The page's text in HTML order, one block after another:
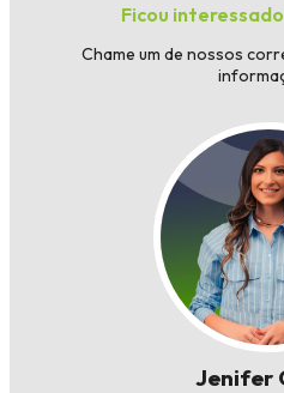
Ficou interessado
Chame um de nossos
Jenifer